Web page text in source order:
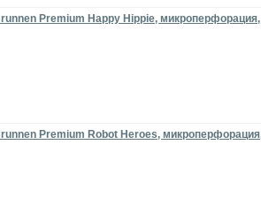
Premium Happy Hippie,
Premium Robot Heroes,